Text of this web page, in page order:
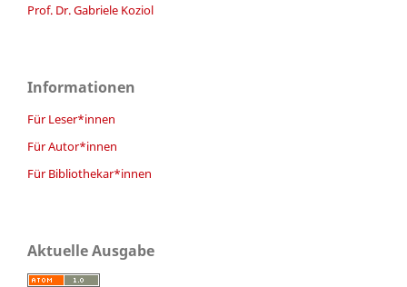
Prof. Dr. Gabriele Koziol
Informationen
Für Leser*innen
Für Autor*innen
Für Bibliothekar*innen
Aktuelle Ausgabe